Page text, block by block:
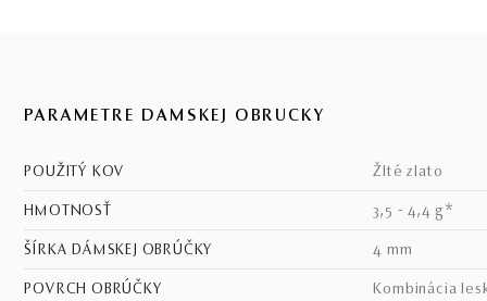
PARAMETRE DÁMSKEJ OBRÚČKY
POUŽITÝ KOV žlté zlato
HMOTNOSŤ 3,5 - 4,4 g*
ŠÍRKA DÁMSKEJ OBRÚČKY 4 mm
POVRCH OBRÚČKY kombinácia